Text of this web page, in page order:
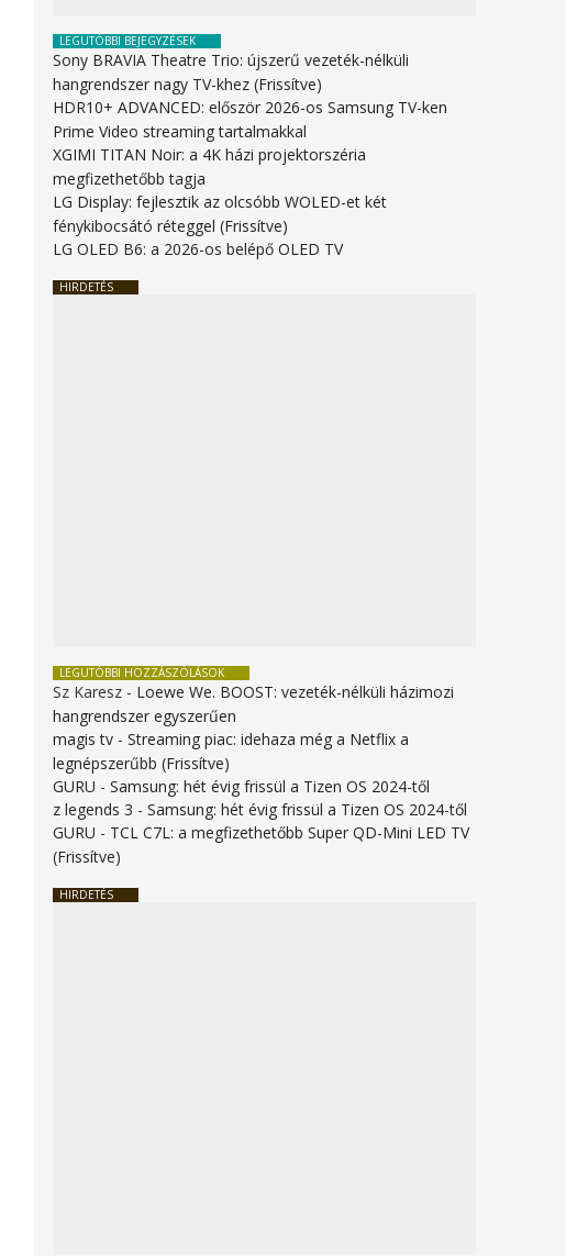
LEGUTÓBBI BEJEGYZÉSEK
Sony BRAVIA Theatre Trio: újszerű vezeték-nélküli
hangrendszer nagy TV-khez (Frissítve)
HDR10+ ADVANCED: először 2026-os Samsung TV-ken
Prime Video streaming tartalmakkal
XGIMI TITAN Noir: a 4K házi projektorszéria
megfizethetőbb tagja
LG Display: fejlesztik az olcsóbb WOLED-et két
fénykibocsátó réteggel (Frissítve)
LG OLED B6: a 2026-os belépő OLED TV
HIRDETÉS
LEGUTÓBBI HOZZÁSZÓLÁSOK
Sz Karesz - Loewe We. BOOST: vezeték-nélküli házimozi
hangrendszer egyszerűen
magis tv -Streaming piac: idehaza még a Netflix a
legnépszerűbb (Frissítve)
GURU -Samsung: hét évig frissül a Tizen OS 2024-től
z legends 3 -Samsung: hét évig frissül a Tizen OS 2024-től
GURU - TCL C7L: a megfizethetőbb Super QD-Mini LED TV
(Frissítve)
HIRDETÉS